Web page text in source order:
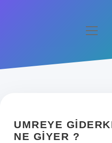
Hakkımızda
menüyü
UMREYE
NE GIYER ?